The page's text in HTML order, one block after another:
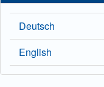
Deutsch
English